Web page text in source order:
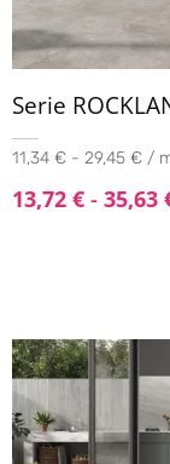
Serie
11,34 € - 29,45 € /
13,72 € - 35,63